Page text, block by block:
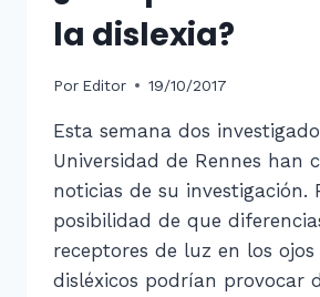
la dislexia?
Por Editor 19/10/2017
Esta semana dos
Universidad de Rennes han
noticias de su investigación.
posibilidad de que
receptores de luz en los ojos
disléxicos podrían provocar